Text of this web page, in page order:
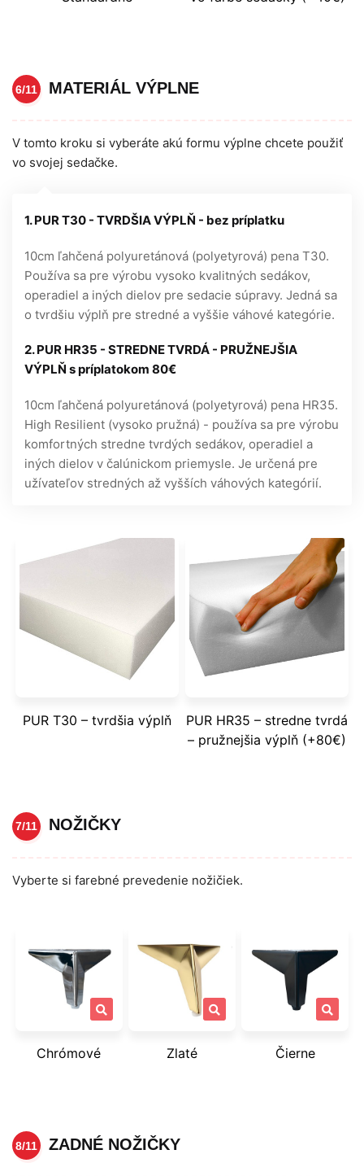
6/11 MATERIÁL VÝPLNE
V tomto kroku si vyberáte akú formu výplne chcete použiť
vo svojej sedačke.
1. PUR T30 - TVRDŠIA VÝPLŇ - bez príplatku
10cm ľahčená polyuretánová (polyetyrová) pena T30.
Používa sa pre výrobu vysoko kvalitných sedákov,
operadiel a iných dielov pre sedacie súpravy. Jedná sa
o tvrdšiu výplň pre stredné a vyššie váhové kategórie.
2. PUR HR35 - STREDNE TVRDÁ - PRUŽNEJŠIA
VÝPLŇ s príplatokom 80€
10cm ľahčená polyuretánová (polyetyrová) pena HR35.
High Resilient (vysoko pružná) - používa sa pre výrobu
komfortných stredne tvrdých sedákov, operadiel a
iných dielov v čalúnickom priemysle. Je určená pre
užívateľov stredných až vyšších váhových kategórií.
PUR T30 – tvrdšia výplň
PUR HR35 – stredne tvrdá
– pružnejšia výplň (+80€)
7/11 NOŽIČKY
Vyberte si farebné prevedenie nožičiek.
Chrómové Zlaté Čierne
8/11 ZADNÉ NOŽIČKY